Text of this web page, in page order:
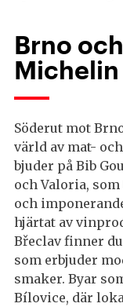
Brno
Söderut mot
värld av mat-
bjuder på Bib
och Valoria,
och
hjärtat av
Břeclav finner
som erbjuder
smaker. Byar
Bílovice, där